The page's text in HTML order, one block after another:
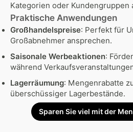
Kategorien oder Kundengruppen
Praktische Anwendungen
Großhandelspreise: Perfekt für
Großabnehmer ansprechen.
Saisonale Werbeaktionen:
während
Lagerräumung: Mengenrabatte
überschüssiger Lagerbestände.
Sparen Sie viel mit der